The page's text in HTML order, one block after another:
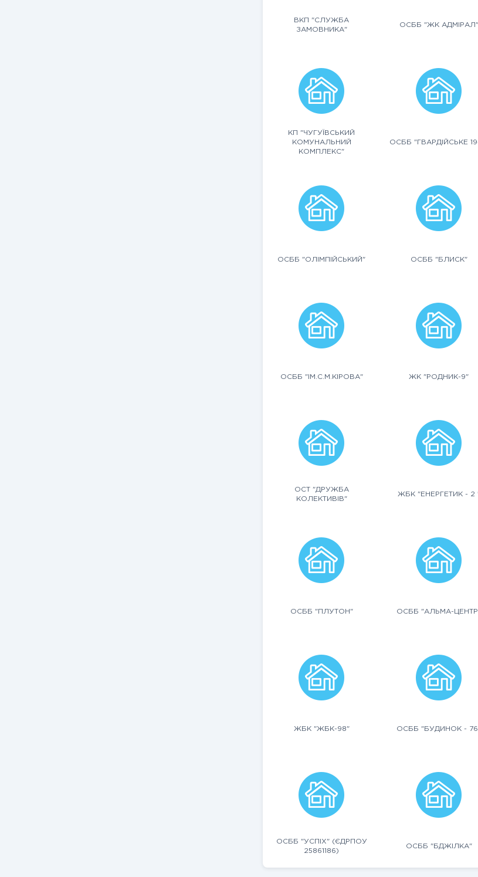
ВКП "СЛУЖБА
ЗАМОВНИКА"
ОСББ "ЖК АДМІРАЛ"
КП "ЧУГУЇВСЬКИЙ
КОМУНАЛЬНИЙ
КОМПЛЕКС"
ОСББ "ГВАРДІЙСЬКЕ
ОСББ "ОЛІМПІЙСЬКИЙ" ОСББ "БЛИСК"
ОСББ "ІМ.С.М.КІРОВА" ЖК "РОДНИК-9"
ОСТ "ДРУЖБА
КОЛЕКТИВІВ"
ЖБК "ЕНЕРГЕТИК - 2
ОСББ "ПЛУТОН" ОСББ "АЛЬМА-
ЖБК "ЖБК-98" ОСББ "БУДИНОК -
ОСББ "УСПІХ" (ЄДРПОУ
25861186)
ОСББ "БДЖІЛКА"